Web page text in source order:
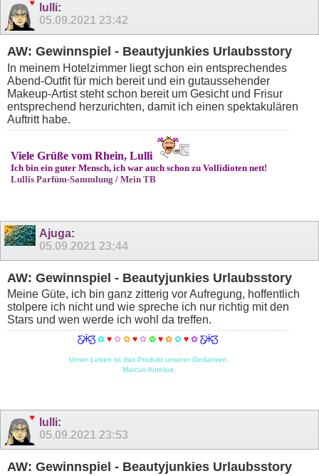
lulli:
05.09.2021 23:42
AW: Gewinnspiel - Beautyjunkies Urlaubsstory
In meinem Hotelzimmer liegt schon ein entsprechendes
Abend-Outfit für mich bereit und ein gutaussehender
Makeup-Artist steht schon bereit um Gesicht und Frisur
entsprechend herzurichten, damit ich einen spektakulären
Auftritt habe.
Viele Grüße vom Rhein, Lulli
Ich bin ein guter Mensch, ich war auch schon zu Vollidioten nett!
Lullis Parfüm-Sammlung / Mein TB
Ajuga:
05.09.2021 23:44
AW: Gewinnspiel - Beautyjunkies Urlaubsstory
Meine Güte, ich bin ganz zitterig vor Aufregung, hoffentlich
stolpere ich nicht und wie spreche ich nur richtig mit den
Stars und wen werde ich wohl da treffen.
Ƹ̵̡Ӝ̵̨̄Ʒ ✿♥✿ ✿ ♥✿✿♥✿✿♥✿Ƹ̵̡Ӝ̵̨̄Ʒ
Unser Leben ist das Produkt unserer Gedanken
Marcus Aurelius
lulli:
05.09.2021 23:53
AW: Gewinnspiel - Beautyjunkies Urlaubsstory